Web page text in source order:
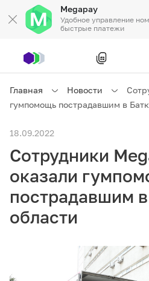
Megapay
Удобное управление
быстрые платежи
Частным клиентам
Бизнесу
Связь
Тарифы
eSIM M2M
Главная Новости
гумпомощь пострадавшим в
18.09.2022
Сотрудники
оказали
пострадавшим
области